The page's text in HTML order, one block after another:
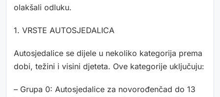
olakšali odluku.
1. VRSTE AUTOSJEDALICA
Autosjedalice se dijele u nekoliko kategorija prema
dobi, težini i visini djeteta. Ove kategorije uključuju:
– Grupa 0: Autosjedalice za novorođenčad do 13